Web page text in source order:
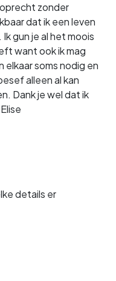
zonder
dat ik een leven
gun je al het moois
want ook ik mag
elkaar soms nodig en
alleen al kan
Dank je wel dat ik
details er